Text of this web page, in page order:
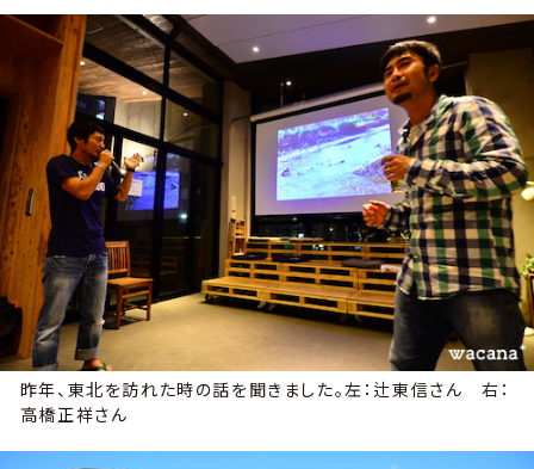
昨年、東北を訪れた時の話を聞きました。左：辻東信さん 右：
高橋正祥さん